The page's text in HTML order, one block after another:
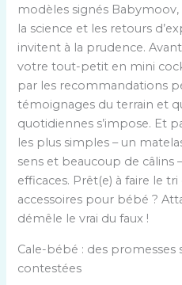
modèles signés
la science et les retours
invitent à la prudence.
votre tout-petit en mini
par les recommandations
témoignages du terrain et
quotidiennes s’impose. Et
les plus simples – un
sens et beaucoup de câlins
efficaces. Prêt(e) à faire le tri
accessoires pour bébé ?
démêle le vrai du faux !
Cale-bébé : des promesses
contestées